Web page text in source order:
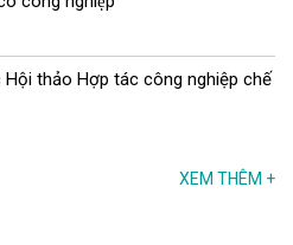
thảo Hợp tác công nghiệp chế
XEM THÊM +